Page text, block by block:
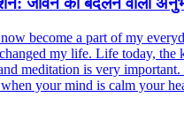
become a part of my
my life. Life today, the
meditation is very
your mind is calm your